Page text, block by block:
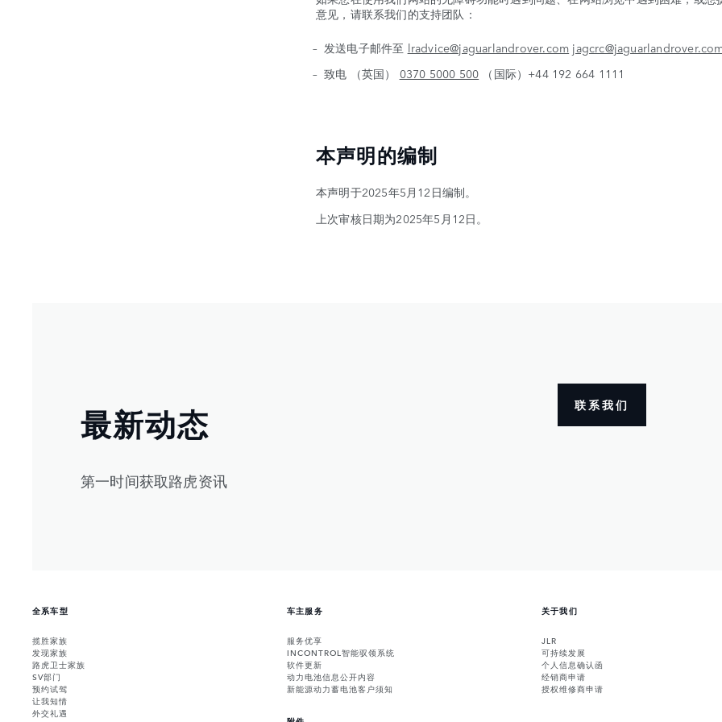
意见，请联系我们的支持团队：
发送电子邮件至 lradvice@jaguarlandrover.com
致电 （英国） 0370 5000 500 （国际）+44 192 664 1111
本声明的编制
本声明于2025年5月12日编制。
上次审核日期为2025年5月12日。
最新动态
第一时间获取路虎资讯
联系我们
全系车型
揽胜家族
发现家族
路虎卫士家族
SV部门
预约试驾
让我知情
外交礼遇
车主服务
服务优享
INCONTROL智能驭领系统
软件更新
动力电池信息公开内容
新能源动力蓄电池客户须知
关于我们
JLR
可持续发展
个人信息确认函
经销商申请
授权维修商申请